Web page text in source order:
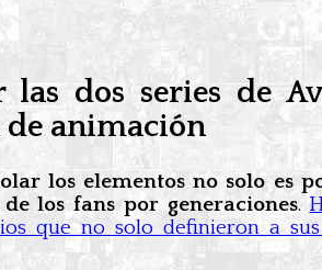
las dos series de
de animación
los elementos no solo es
los fans por generaciones.
que no solo definieron a sus